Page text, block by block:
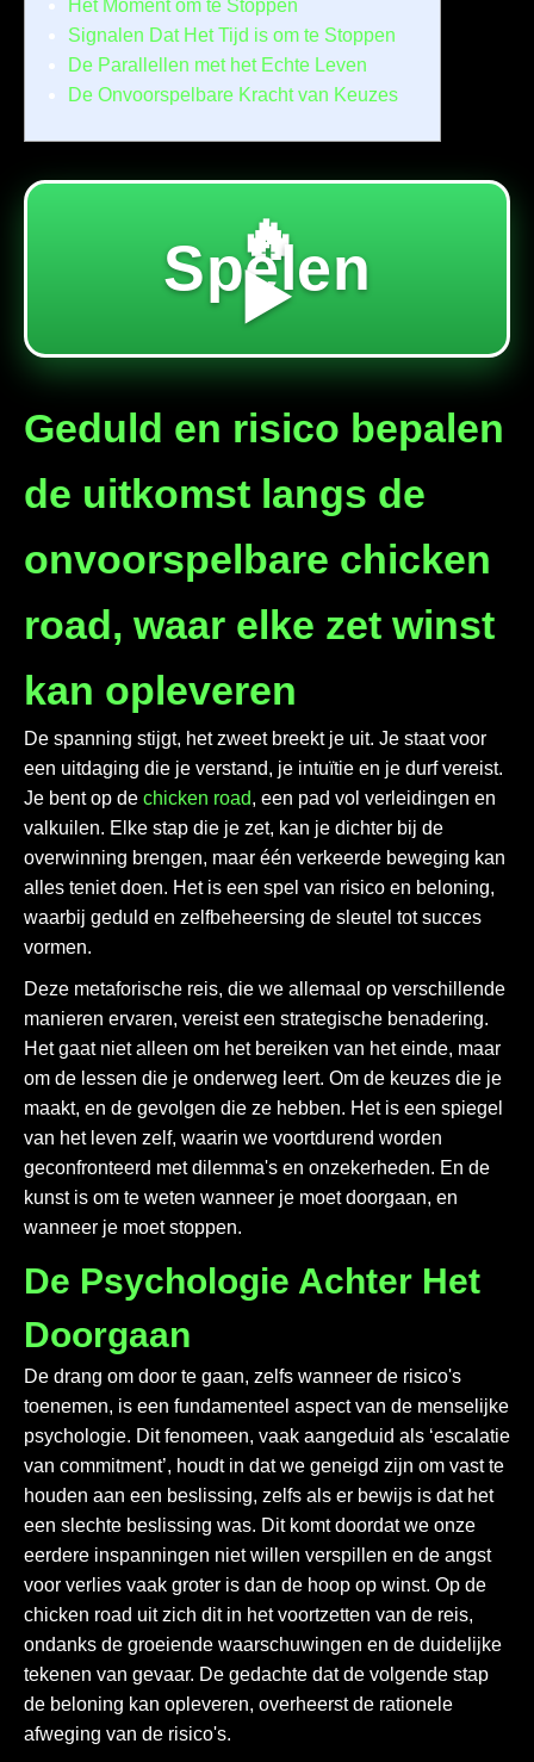
Het Moment om te Stoppen
Signalen Dat Het Tijd is om te Stoppen
De Parallellen met het Echte Leven
De Onvoorspelbare Kracht van Keuzes
🔥
Spelen
▶️
Geduld en risico bepalen
de uitkomst langs de
onvoorspelbare chicken
road, waar elke zet winst
kan opleveren
De spanning stijgt, het zweet breekt je uit. Je staat voor
een uitdaging die je verstand, je intuïtie en je durf vereist.
Je bent op de chicken road, een pad vol verleidingen en
valkuilen. Elke stap die je zet, kan je dichter bij de
overwinning brengen, maar één verkeerde beweging kan
alles teniet doen. Het is een spel van risico en beloning,
waarbij geduld en zelfbeheersing de sleutel tot succes
vormen.
Deze metaforische reis, die we allemaal op verschillende
manieren ervaren, vereist een strategische benadering.
Het gaat niet alleen om het bereiken van het einde, maar
om de lessen die je onderweg leert. Om de keuzes die je
maakt, en de gevolgen die ze hebben. Het is een spiegel
van het leven zelf, waarin we voortdurend worden
geconfronteerd met dilemma's en onzekerheden. En de
kunst is om te weten wanneer je moet doorgaan, en
wanneer je moet stoppen.
De Psychologie Achter Het
Doorgaan
De drang om door te gaan, zelfs wanneer de risico's
toenemen, is een fundamenteel aspect van de menselijke
psychologie. Dit fenomeen, vaak aangeduid als ‘escalatie
van commitment’, houdt in dat we geneigd zijn om vast te
houden aan een beslissing, zelfs als er bewijs is dat het
een slechte beslissing was. Dit komt doordat we onze
eerdere inspanningen niet willen verspillen en de angst
voor verlies vaak groter is dan de hoop op winst. Op de
chicken road uit zich dit in het voortzetten van de reis,
ondanks de groeiende waarschuwingen en de duidelijke
tekenen van gevaar. De gedachte dat de volgende stap
de beloning kan opleveren, overheerst de rationele
afweging van de risico's.